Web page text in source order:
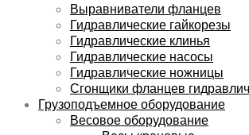
Выравниватели фланцев
Гидравлические гайкорезы
Гидравлические клинья
Гидравлические насосы
Гидравлические ножницы
Сгонщики фланцев
Грузоподъемное оборудование
Весовое оборудование